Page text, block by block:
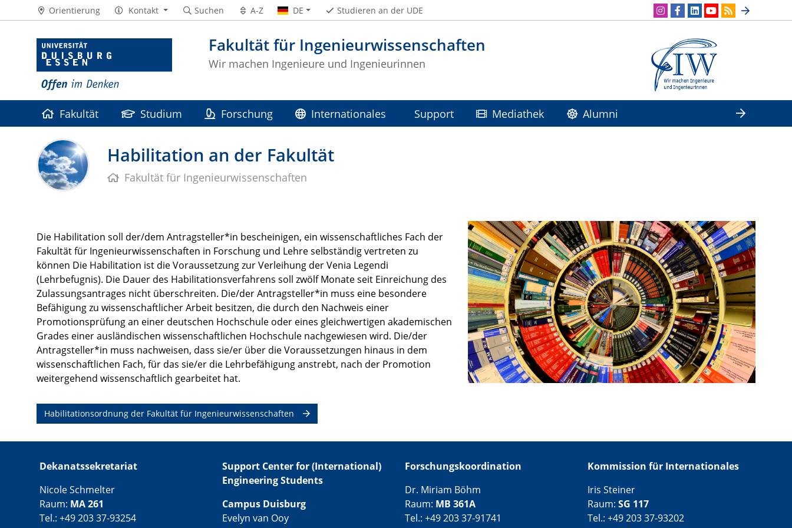
Fakultät für Ingenieurwissenschaften
Wir machen Ingenieure und Ingenieurinnen
Orientierung Kontakt Suchen A-Z DE Studieren an der UDE
Fakultät Studium Forschung Internationales Support Mediathek
Alumni
Förderverein
Habilitation an der Fakultät
Fakultät für Ingenieurwissenschaften
Die Habilitation soll der/dem Antragsteller*in bescheinigen, ein wissenschaftliches Fach der
Fakultät für Ingenieurwissenschaften in Forschung und Lehre selbständig vertreten zu
können Die Habilitation ist die Voraussetzung zur Verleihung der Venia Legendi
(Lehrbefugnis). Die Dauer des Habilitationsverfahrens soll zwölf Monate seit Einreichung des
Zulassungsantrages nicht überschreiten. Die/der Antragsteller*in muss eine besondere
Befähigung zu wissenschaftlicher Arbeit besitzen, die durch den Nachweis einer
Promotionsprüfung an einer deutschen Hochschule oder eines gleichwertigen akademischen
Grades einer ausländischen wissenschaftlichen Hochschule nachgewiesen wird. Die/der
Antragsteller*in muss nachweisen, dass sie/er über die Voraussetzungen hinaus in dem
wissenschaftlichen Fach, für das sie/er die Lehrbefähigung anstrebt, nach der Promotion
weitergehend wissenschaftlich gearbeitet hat.
Habilitationsordnung der Fakultät für Ingenieurwissenschaften
Dekanatssekretariat
Nicole Schmelter
Raum: MA 261
Tel.: +49 203 37-93254
Support Center for (International)
Engineering Students
Campus Duisburg
Evelyn van Ooy
Forschungskoordination
Dr. Miriam Böhm
Raum: MB 361A
Tel.: +49 203 37-91741
Kommission für Internationales
Iris Steiner
Raum: SG 117
Tel.: +49 203 37-93202